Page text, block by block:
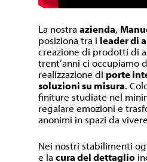
La nostraazienda,
posiziona tra i leader di
creazione di prodotti di
trent’anni ci occupiamo
realizzazione di porte
soluzioni su misura.
finiture studiate nel
regalare emozioni e
anonimi in spazi da
Nei nostri stabilimenti
e lacura del dettaglio